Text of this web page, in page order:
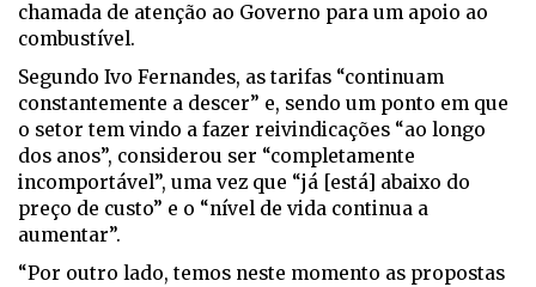
chamada de atenção ao Governo para um apoio ao
combustível.
Segundo Ivo Fernandes, as tarifas “continuam
constantemente a descer” e, sendo um ponto em que
o setor tem vindo a fazer reivindicações “ao longo
dos anos”, considerou ser “completamente
incomportável”, uma vez que “já [está] abaixo do
preço de custo” e o “nível de vida continua a
aumentar”.
“Por outro lado, temos neste momento as propostas